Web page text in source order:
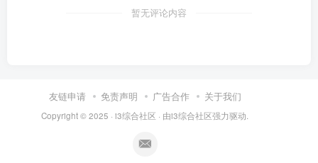
暂无评论内容
友链申请 免责声明 广告合作 关于我们
Copyright © 2025 · i3综合社区 · 由i3综合社区强力驱动.